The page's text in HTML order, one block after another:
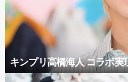
キンプリ高橋海人 コラボ実